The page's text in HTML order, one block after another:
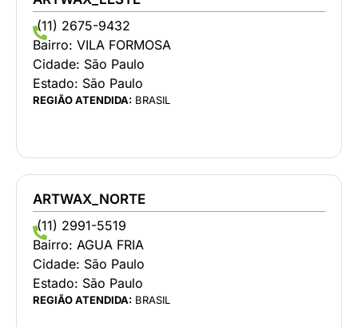
(11) 2675-9432
Bairro: VILA FORMOSA
Cidade: São Paulo
Estado: São Paulo
REGIÃO ATENDIDA: BRASIL
ARTWAX_NORTE
(11) 2991-5519
Bairro: AGUA FRIA
Cidade: São Paulo
Estado: São Paulo
REGIÃO ATENDIDA: BRASIL